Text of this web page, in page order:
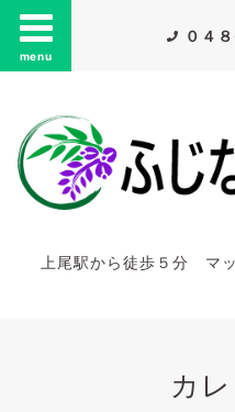
menu
０４
上尾駅から徒歩５分 マ
カ